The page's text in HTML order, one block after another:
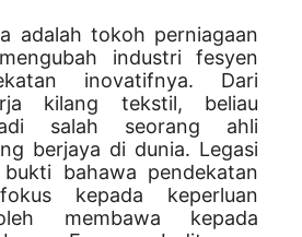
adalah tokoh perniagaan
industri fesyen
inovatifnya. Dari
kilang tekstil, beliau
salah seorang ahli
berjaya di dunia. Legasi
bahawa pendekatan
kepada keperluan
membawa kepada